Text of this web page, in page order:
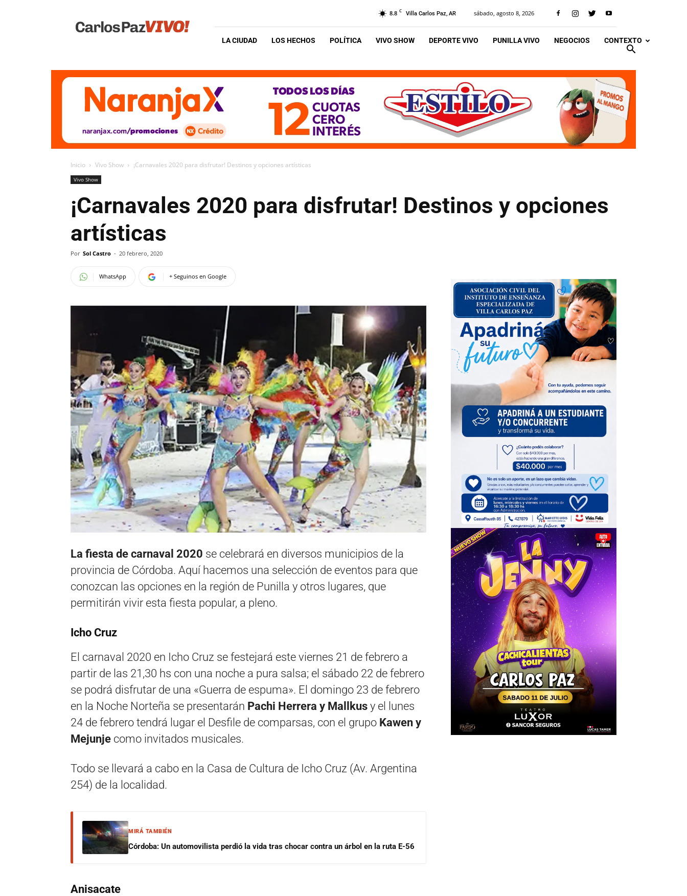
Vivo
8.8 C Villa Carlos Paz, AR sábado, agosto 8, 2026
LA CIUDAD LOS HECHOS POLÍTICA VIVO SHOW DEPORTE VIVO PUNILLA VIVO NEGOCIOS CONTEXTO
Inicio Vivo Show ¡Carnavales 2020 para disfrutar! Destinos y opciones artísticas
Vivo Show
¡Carnavales 2020 para disfrutar! Destinos y opciones
artísticas
Por Sol Castro - 20 febrero, 2020
WhatsApp + Seguinos en Google
La fiesta de carnaval 2020 se celebrará en diversos municipios de la
provincia de Córdoba. Aquí hacemos una selección de eventos para que
conozcan las opciones en la región de Punilla y otros lugares, que
permitirán vivir esta fiesta popular, a pleno.
Icho Cruz
El carnaval 2020 en Icho Cruz se festejará este viernes 21 de febrero a
partir de las 21,30 hs con una noche a pura salsa; el sábado 22 de febrero
se podrá disfrutar de una «Guerra de espuma». El domingo 23 de febrero
en la Noche Norteña se presentarán Pachi Herrera y Mallkus y el lunes
24 de febrero tendrá lugar el Desfile de comparsas, con el grupo Kawen y
Mejunje como invitados musicales.
Todo se llevará a cabo en la Casa de Cultura de Icho Cruz (Av. Argentina
254) de la localidad.
MIRÁ TAMBIÉN
Córdoba: Un automovilista perdió la vida tras chocar contra un árbol en la ruta E-56
Anisacate